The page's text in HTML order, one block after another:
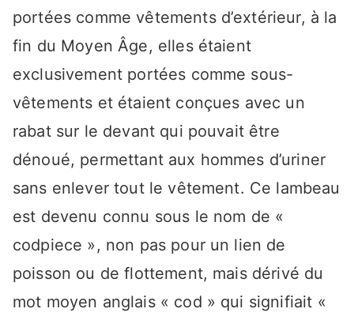
portées comme vêtements d’extérieur, à la
fin du Moyen Âge, elles étaient
exclusivement portées comme sous-
vêtements et étaient conçues avec un
rabat sur le devant qui pouvait être
dénoué, permettant aux hommes d’uriner
sans enlever tout le vêtement. Ce lambeau
est devenu connu sous le nom de «
codpiece », non pas pour un lien de
poisson ou de flottement, mais dérivé du
mot moyen anglais « cod » qui signifiait «